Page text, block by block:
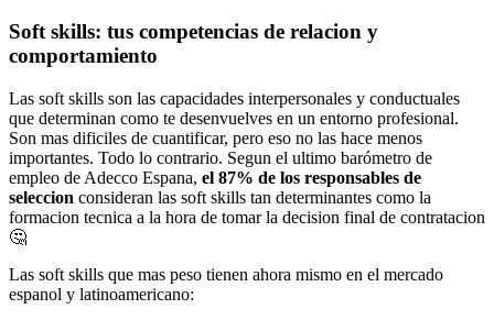
Soft skills: tus competencias de relacion y
comportamiento
Las soft skills son las capacidades interpersonales y conductuales
que determinan como te desenvuelves en un entorno profesional.
Son mas dificiles de cuantificar, pero eso no las hace menos
importantes. Todo lo contrario. Segun el ultimo barómetro de
empleo de Adecco Espana, el 87% de los responsables de
seleccion consideran las soft skills tan determinantes como la
formacion tecnica a la hora de tomar la decision final de contratacion
🤔
Las soft skills que mas peso tienen ahora mismo en el mercado
espanol y latinoamericano: